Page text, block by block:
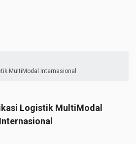
MultiModal Internasional
Logistik MultiModal
Internasional